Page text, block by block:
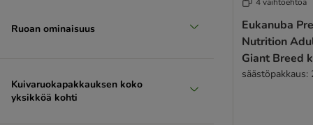
Ruoan ominaisuus
Kuivaruokapakkauksen koko
yksikköä kohti
4 vaihtoehtoa
Eukanuba
Nutrition
Giant Breed
säästöpakkaus: